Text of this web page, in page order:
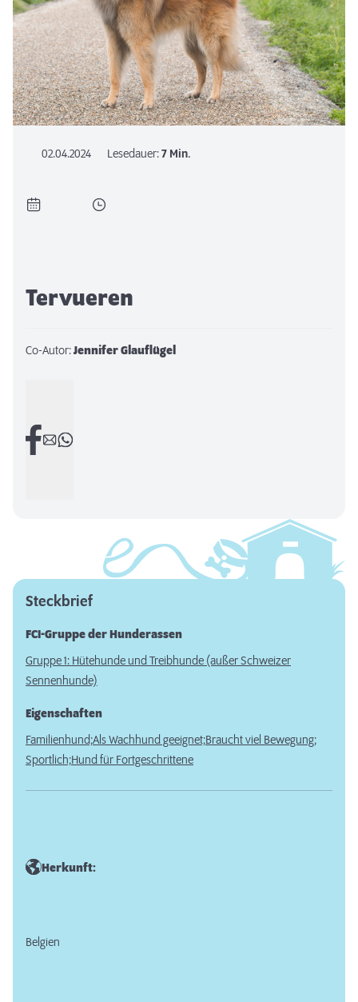
02.04.2024 Lesedauer:7 Min.
Tervueren
Co-Autor:Jennifer Glauflügel
Steckbrief
FCI-Gruppe der Hunderassen
Gruppe 1: Hütehunde und Treibhunde (außer Schweizer
Sennenhunde)
Eigenschaften
Familienhund;Als Wachhund geeignet;Braucht viel Bewegung;
Sportlich;Hund für Fortgeschrittene
Herkunft:
Belgien